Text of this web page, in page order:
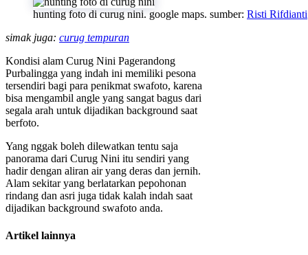
hunting foto di curug nini. google maps. sumber: Risti Rifdianti
simak juga: curug tempuran
Kondisi alam Curug Nini Pagerandong
Purbalingga yang indah ini memiliki pesona
tersendiri bagi para penikmat swafoto, karena
bisa mengambil angle yang sangat bagus dari
segala arah untuk dijadikan background saat
berfoto.
Yang nggak boleh dilewatkan tentu saja
panorama dari Curug Nini itu sendiri yang
hadir dengan aliran air yang deras dan jernih.
Alam sekitar yang berlatarkan pepohonan
rindang dan asri juga tidak kalah indah saat
dijadikan background swafoto anda.
Artikel lainnya